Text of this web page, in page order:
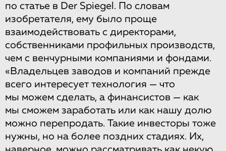
по статье в Der Spiegel. По словам
изобретателя, ему было проще
взаимодействовать с директорами,
собственниками профильных производств,
чем с венчурными компаниями и фондами.
«Владельцев заводов и компаний прежде
всего интересует технология — что
мы можем сделать, а финансистов — как
мы сможем заработать или как нашу долю
можно перепродать. Такие инвесторы тоже
нужны, но на более поздних стадиях. Их,